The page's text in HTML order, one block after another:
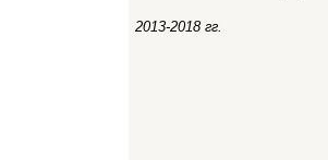
2013-2018 гг.